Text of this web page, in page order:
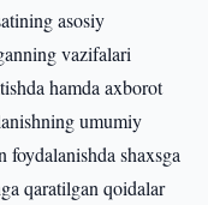
asosiy
vazifalari
hamda axborot
umumiy
shaxsga
qaratilgan qoidalar